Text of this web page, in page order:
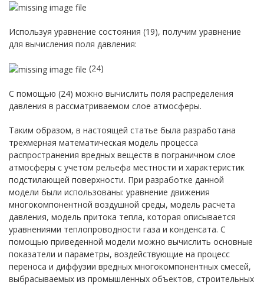
Используя уравнение состояния (19), получим уравнение
для вычисления поля давления:
(24)
С помощью (24) можно вычислить поля распределения
давления в рассматриваемом слое атмосферы.
Таким образом, в настоящей статье была разработана
трехмерная математическая модель процесса
распространения вредных веществ в пограничном слое
атмосферы с учетом рельефа местности и характеристик
подстилающей поверхности. При разработке данной
модели были использованы: уравнение движения
многокомпонентной воздушной среды, модель расчета
давления, модель притока тепла, которая описывается
уравнениями теплопроводности газа и конденсата. С
помощью приведенной модели можно вычислить основные
показатели и параметры, воздействующие на процесс
переноса и диффузии вредных многокомпонентных смесей,
выбрасываемых из промышленных объектов, строительных